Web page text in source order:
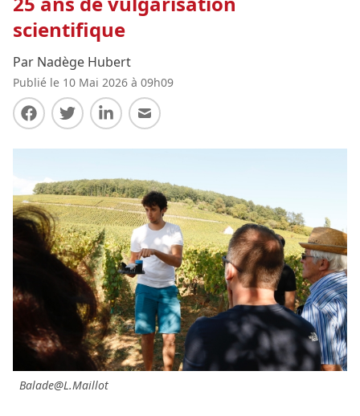
scientifique
Par Nadège Hubert
Publié le 10 Mai 2026 à 09h09
Partager sur Facebook
Partager sur Twitter
Partager sur LinkedIn
Partager par E-mail
Balade@L.Maillot